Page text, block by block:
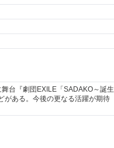
台『劇団EXILE「SADAKO～誕生
がある。今後の更なる活躍が期待